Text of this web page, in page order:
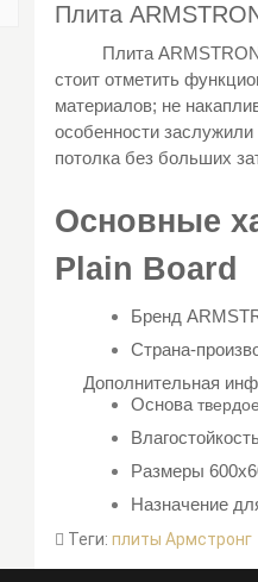
Плита
Плита
стоит отметить
материалов; не
особенности
потолка без больших
Основные
Plain Board
Бренд
Страна-
Дополнительная
Основа
Размеры
Назначение
Теги: плиты Армстронг